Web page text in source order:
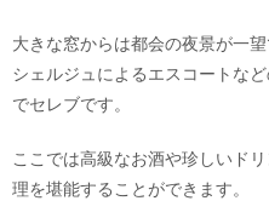
大きな窓からは都会の夜景が一
シェルジュによるエスコートな
でセレブです。
ここでは高級なお酒や珍しいド
理を堪能することができます。